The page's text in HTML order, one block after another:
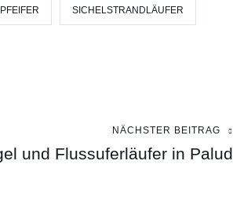
SICHELSTRANDLÄUFER
NÄCHSTER BEITRAG
und Flussuferläufer in Palud